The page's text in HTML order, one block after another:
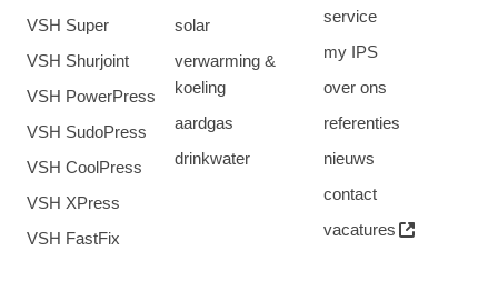
VSH Super
VSH Shurjoint
VSH PowerPress
VSH SudoPress
VSH CoolPress
VSH XPress
VSH FastFix
solar
verwarming &
koeling
aardgas
drinkwater
service
my IPS
over ons
referenties
nieuws
contact
vacatures